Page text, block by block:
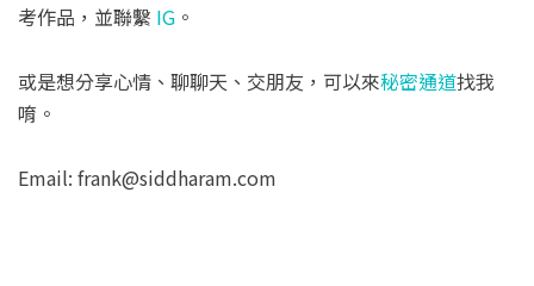
考作品，並聯繫 IG 。
或是想分享心情、聊聊天、交朋友，可以來秘密通道找我
唷。
Email: frank@siddharam.com